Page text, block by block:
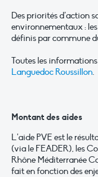
Des priorités d’action
environnementaux :
définis par commune
Toutes les
Languedoc Roussillon.
Montant des aides
L’aide PVE est le
(via le FEADER), les
Rhône Méditerranée
fait en fonction des